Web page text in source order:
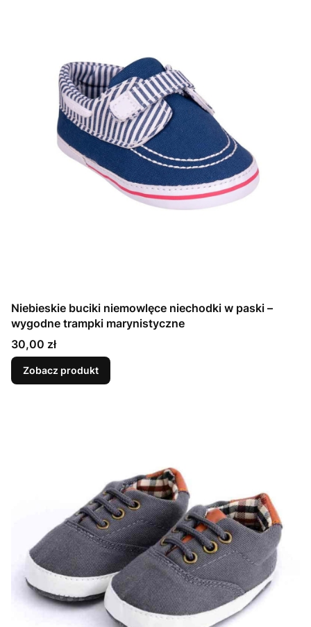
Niebieskie buciki niemowlęce niechodki w paski –
wygodne trampki marynistyczne
Cena
30,00 zł
Zobacz produkt